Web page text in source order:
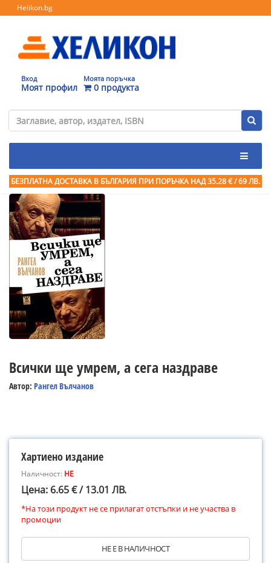
Helikon.bg
Вход
Моят профил
Моята поръчка
0 продукта
БЕЗПЛАТНА ДОСТАВКА В БЪЛГАРИЯ ПРИ ПОРЪЧКА НАД 35.28 € / 69 ЛВ.
Всички ще умрем, а сега наздраве
Автор: Рангел Вълчанов
Хартиено издание
Наличност: НЕ
Цена: 6.65 € / 13.01 ЛВ.
*На този продукт не се прилагат отстъпки и не участва в
промоции
НЕ Е В НАЛИЧНОСТ